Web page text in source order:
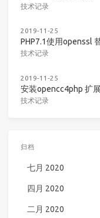
技术记录
2019-11-25
PHP7.1使用openssl
技术记录
2019-11-25
安装opencc4php 扩
技术记录
归档
七月 2020
四月 2020
二月 2020